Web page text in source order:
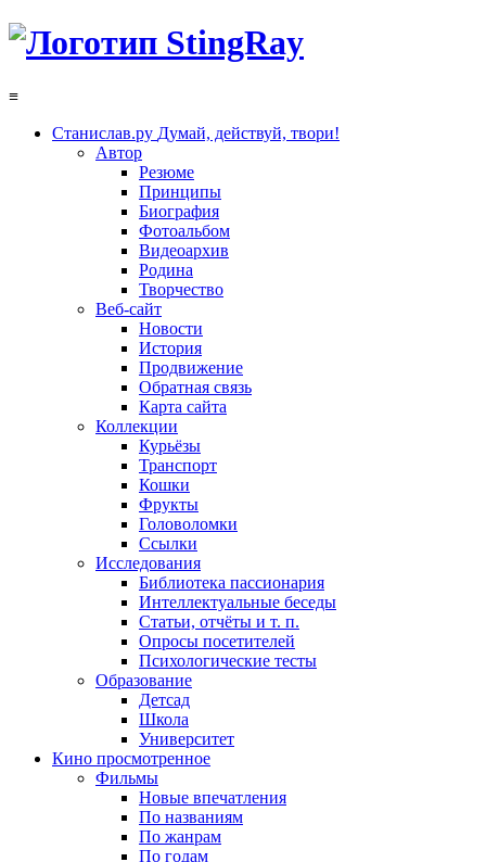
≡
Станислав.ру Думай, действуй, твори!
Автор
Резюме
Принципы
Биография
Фотоальбом
Видеоархив
Родина
Творчество
Веб-сайт
Новости
История
Продвижение
Обратная связь
Карта сайта
Коллекции
Курьёзы
Транспорт
Кошки
Фрукты
Головоломки
Ссылки
Исследования
Библиотека пассионария
Интеллектуальные беседы
Статьи, отчёты и т. п.
Опросы посетителей
Психологические тесты
Образование
Детсад
Школа
Университет
Кино просмотренное
Фильмы
Новые впечатления
По названиям
По жанрам
По годам